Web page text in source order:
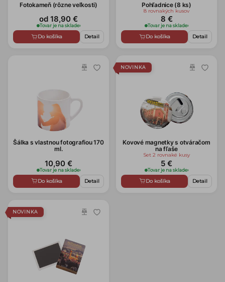
Fotokameň (rôzne veľkosti)
od 18,90 €
Tovar je na sklade›
Do košíka Detail
Pohľadnice (8 ks)
8 rovnakých kusov
8 €
Tovar je na sklade›
Do košíka Detail
Šálka s vlastnou fotografiou 170
ml.
10,90 €
Tovar je na sklade›
Do košíka Detail
NOVINKA
Kovové magnetky s otváračom
na fľaše
Set 2 rovnaké kusy
5 €
Tovar je na sklade›
Do košíka Detail
NOVINKA